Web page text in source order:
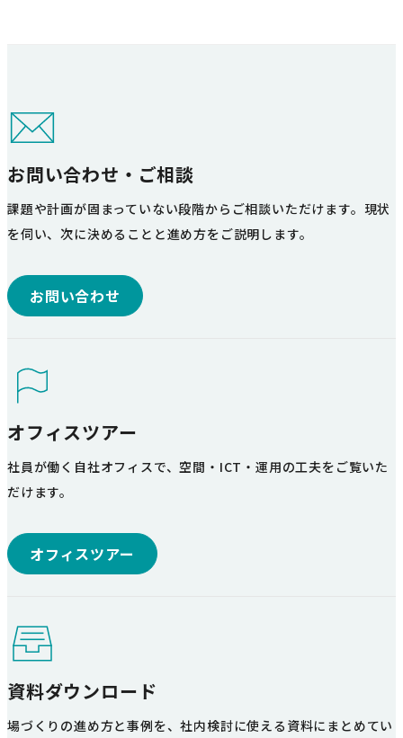
お問い合わせ・ご相談
課題や計画が固まっていない段階からご相談いただけます。現状
を伺い、次に決めることと進め方をご説明します。
お問い合わせ
オフィスツアー
社員が働く自社オフィスで、空間・ICT・運用の工夫をご覧いた
だけます。
オフィスツアー
資料ダウンロード
場づくりの進め方と事例を、社内検討に使える資料にまとめてい